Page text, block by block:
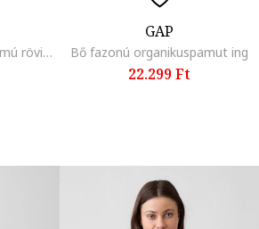
Húzózsinóros lentartalmú rövidnadrág
GAP
Bő fazonú organikuspamut ing
22.299 Ft